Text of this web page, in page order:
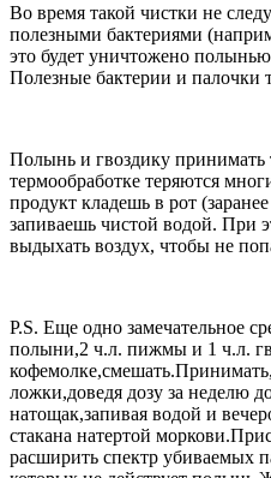
Во время такой чистки не
полезными бактериями
это будет уничтожено
Полезные бактерии и палочки
Полынь и гвоздику принимать
термообработке теряются
продукт кладешь в рот
запиваешь чистой водой. При
выдыхать воздух, чтобы не
P.S. Еще одно замечательное
полыни,2 ч.л. пижмы и 1 ч.л.
ложки,доведя дозу за неделю
натощак,запивая водой и
стакана натертой
расширить спектр убиваемых